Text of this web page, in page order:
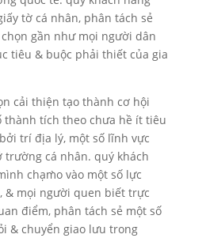
tờ cá nhân, phân tách sẻ
gần như mọi người dân
tiêu & buộc phải thiết của gia
cải thiện tạo thành cơ hội
thành tích theo chưa hề ít tiêu
trí địa lý, một số lĩnh vực
trường cá nhân. quý khách
chạm̀o vào một số lực
& mọi người quen biết trực
điểm, phân tách sẻ một số
& chuyển giao lưu trong